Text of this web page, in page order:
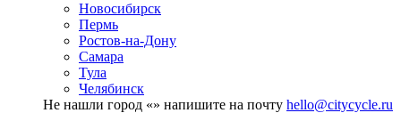
Новосибирск
Пермь
Ростов-на-Дону
Самара
Тула
Челябинск
Не нашли город «» напишите на почту hello@citycycle.ru